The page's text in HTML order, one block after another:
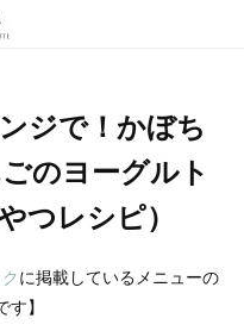
ジで！かぼち
のヨーグルト
つレシピ）
に掲載しているメニューの
】